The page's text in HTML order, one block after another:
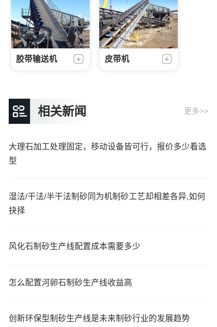
胶带输送机 皮带机
相关新闻 更多>>
大理石加工处理固定，移动设备皆可行，报价多少看选
型
湿法/干法/半干法制砂同为机制砂工艺却相差各异,如何
抉择
风化石制砂生产线配置成本需要多少
怎么配置河卵石制砂生产线收益高
创新环保型制砂生产线是未来制砂行业的发展趋势